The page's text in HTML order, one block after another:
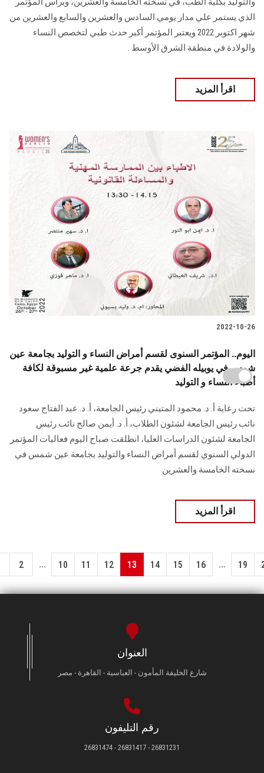
الذي يستمر علي مدار يومي السادس والعشرين والسابع والعشرين من
شهر اكتوبر 2022 ويعتبر المؤتمر أكبر حدث طبي لتخصص النساء
والولادة في منطقة الشرق الأوسط .
اقرأ المزيد
2022-10-26
اليوم.. المؤتمر السنوى لقسم أمراض النساء و التوليد بجامعة عين
شمس في يوبيله الفضي يقدم جرعة علمية غير مسبوقة لكافة
أطباء النساء و التوليد
تحت رعاية أ. د. محمود المتيني رئيس الجامعة، أ. د. عبد الفتاح سعود
نائب رئيس الجامعة لشئون الطلاب، أ. د. أيمن صالح نائب رئيس
الجامعة لشئون الدراسات العليا، انطلقت صباح اليوم فعاليات المؤتمر
الدولي السنوي لقسم أمراض النساء والتوليد بجامعة عين شمس في
نسخته الخامسة والعشرين
اقرأ المزيد
2 ... 10 11 12 13 14 15 16 ... 19
العنوان
شارع الخليفة المأمون - العباسية - القاهرة - مصر
رقم التليفون
26831231 - 26831417 - 26831474